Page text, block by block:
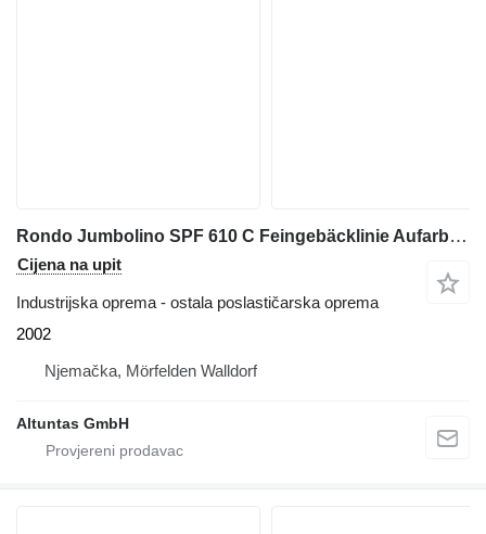
Rondo Jumbolino SPF 610 C Feingebäcklinie Aufarbeitungslinie
Cijena na upit
Industrijska oprema - ostala poslastičarska oprema
2002
Njemačka, Mörfelden Walldorf
Altuntas GmbH